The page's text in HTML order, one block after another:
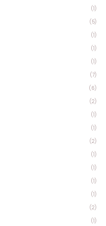
(1)
(5)
(1)
(1)
(1)
(7)
(6)
(2)
(1)
(1)
(2)
(1)
(1)
(1)
(1)
(2)
(1)